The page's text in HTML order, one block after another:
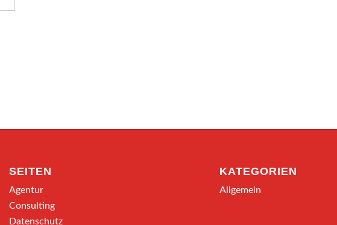
SEITEN
Agentur
Consulting
Datenschutz
KATEGORIEN
Allgemein